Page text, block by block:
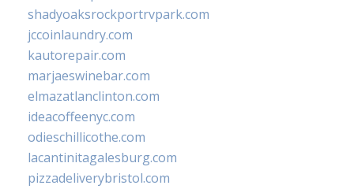
shadyoaksrockportrvpark.com
jccoinlaundry.com
kautorepair.com
marjaeswinebar.com
elmazatlanclinton.com
ideacoffeenyc.com
odieschillicothe.com
lacantinitagalesburg.com
pizzadeliverybristol.com